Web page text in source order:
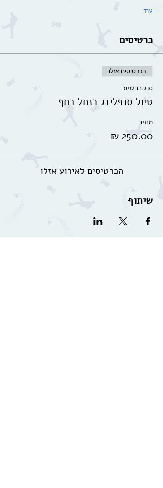
עוד
כרטיסים
הכרטיסים אזלו
סוג כרטיס
טיול סנפלינג בנחל רחף
מחיר
הכרטיסים לאירוע אזלו
שיתוף